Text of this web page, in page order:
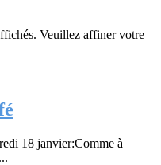
Veuillez affiner votre
18 janvier:Comme à